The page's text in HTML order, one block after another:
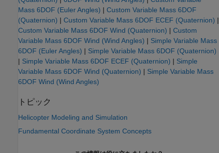
Mass 6DOF (Euler Angles) | Custom Variable Mass 6DOF
(Quaternion) | Custom Variable Mass 6DOF ECEF (Quaternion) |
Custom Variable Mass 6DOF Wind (Quaternion) | Custom
Variable Mass 6DOF Wind (Wind Angles) | Simple Variable Mass
6DOF (Euler Angles) | Simple Variable Mass 6DOF (Quaternion)
| Simple Variable Mass 6DOF ECEF (Quaternion) | Simple
Variable Mass 6DOF Wind (Quaternion) | Simple Variable Mass
6DOF Wind (Wind Angles)
トピック
Helicopter Modeling and Simulation
Fundamental Coordinate System Concepts